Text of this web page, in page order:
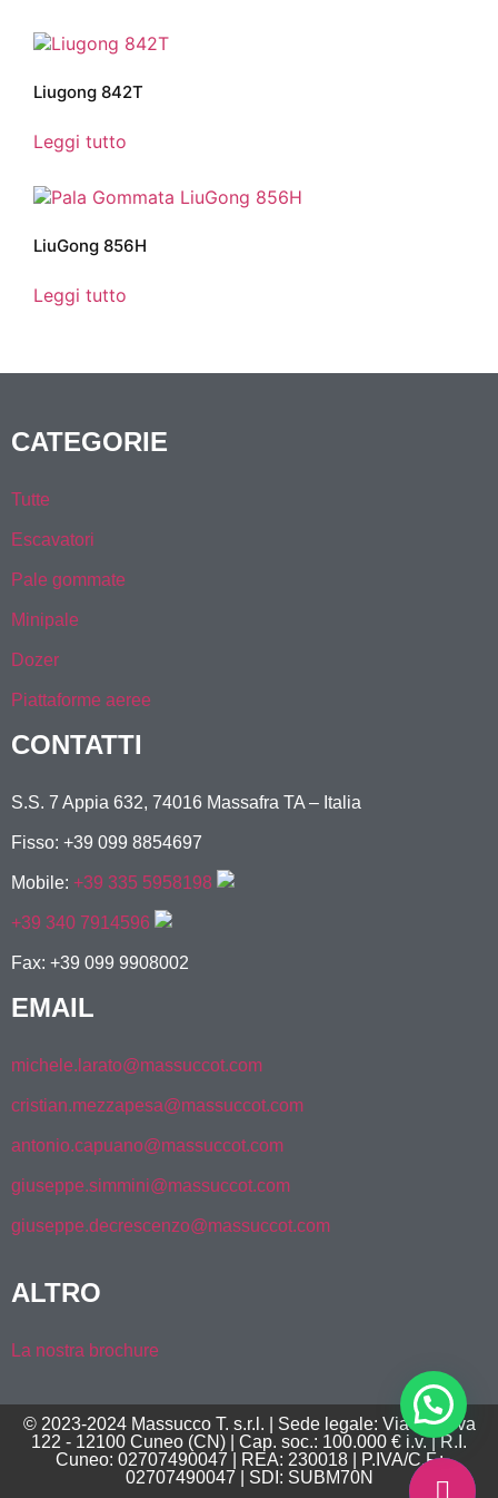
Liugong 842T
Leggi tutto
LiuGong 856H
Leggi tutto
CATEGORIE
Tutte
Escavatori
Pale gommate
Minipale
Dozer
Piattaforme aeree
CONTATTI
S.S. 7 Appia 632, 74016 Massafra TA – Italia
Fisso: +39 099 8854697
Mobile: +39 335 5958198
+39 340 7914596
Fax: +39 099 9908002
EMAIL
michele.larato@massuccot.com
cristian.mezzapesa@massuccot.com
antonio.capuano@massuccot.com
giuseppe.simmini@massuccot.com
giuseppe.decrescenzo@massuccot.com
ALTRO
La nostra brochure
© 2023-2024 Massucco T. s.r.l. | Sede legale: Via Genova
122 - 12100 Cuneo (CN) | Cap. soc.: 100.000 € i.v. | R.I.
Cuneo: 02707490047 | REA: 230018 | P.IVA/C.F.:
02707490047 | SDI: SUBM70N